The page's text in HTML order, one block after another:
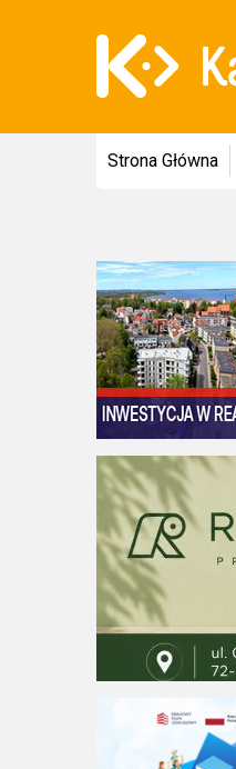
Strona Główna